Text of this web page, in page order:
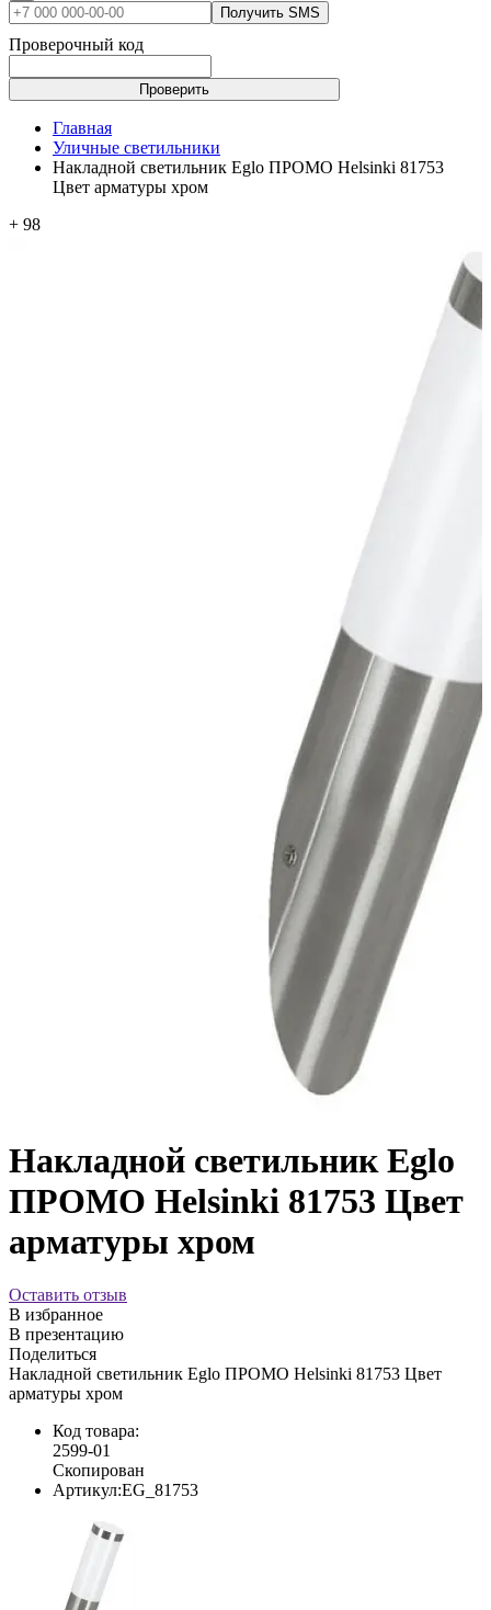
Получить SMS
Проверочный код
Проверить
Главная
Уличные светильники
Накладной светильник Eglo ПРОМО Helsinki 81753
Цвет арматуры хром
+ 98
Накладной светильник Eglo
ПРОМО Helsinki 81753 Цвет
арматуры хром
Оставить отзыв
В избранное
В презентацию
Поделиться
Накладной светильник Eglo ПРОМО Helsinki 81753 Цвет
арматуры хром
Код товара:
2599-01
Скопирован
Артикул:EG_81753